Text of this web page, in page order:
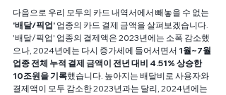
다음으로 우리 모두의 카드 내역서에서 빼놓을 수 없는
'배달/픽업' 업종의 카드 결제 금액을 살펴보겠습니다.
'배달/픽업' 업종의 결제액은 2023년에는 소폭 감소했
으나, 2024년에는 다시 증가세에 들어서면서 1월~7월
업종 전체 누적 결제 금액이 전년 대비 4.51% 상승한
10조원을 기록했습니다. 높아지는 배달비로 사용자와
결제액이 모두 감소한 2023년과는 달리, 2024년에는